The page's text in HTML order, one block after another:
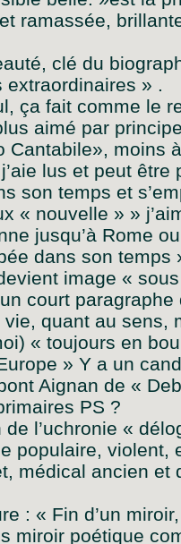
ramassée,
clé du
» .
ça fait comme le
aimé par
moins
lus et peut être
son temps et
« nouvelle » »
jusqu’à Rome
dans son temps
image «
court
quant au sens,
« toujours en
» Y a un
Aignan de «
PS ?
l’uchronie «
populaire, violent,
médical ancien et
: « Fin d’un
miroir poétique